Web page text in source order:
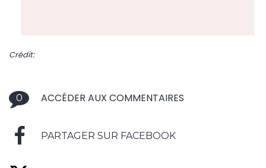
Crédit:
0 ACCÉDER AUX COMMENTAIRES
PARTAGER SUR FACEBOOK